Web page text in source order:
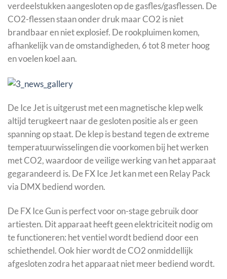
verdeelstukken aangesloten op de gasfles/gasflessen. De
CO2-flessen staan onder druk maar CO2 is niet
brandbaar en niet explosief. De rookpluimen komen,
afhankelijk van de omstandigheden, 6 tot 8 meter hoog
en voelen koel aan.
De Ice Jet is uitgerust met een magnetische klep welk
altijd terugkeert naar de gesloten positie als er geen
spanning op staat. De klep is bestand tegen de extreme
temperatuurwisselingen die voorkomen bij het werken
met CO2, waardoor de veilige werking van het apparaat
gegarandeerd is. De FX Ice Jet kan met een Relay Pack
via DMX bediend worden.
De FX Ice Gun is perfect voor on-stage gebruik door
artiesten. Dit apparaat heeft geen elektriciteit nodig om
te functioneren: het ventiel wordt bediend door een
schiethendel. Ook hier wordt de CO2 onmiddellijk
afgesloten zodra het apparaat niet meer bediend wordt.